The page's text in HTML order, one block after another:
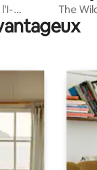
t
The